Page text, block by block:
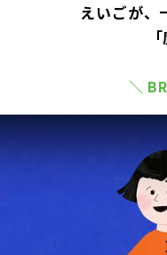
えいごが、
＼